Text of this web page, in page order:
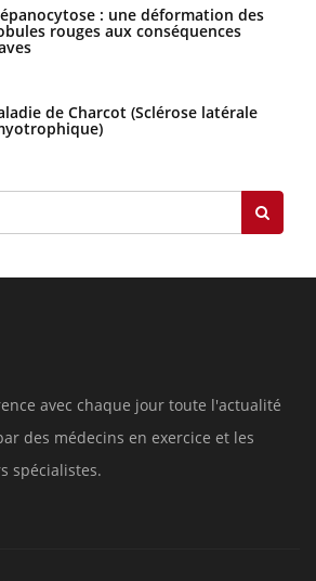
: une déformation des
rouges aux conséquences
de Charcot (Sclérose latérale
avec chaque jour toute l'actualité
des médecins en exercice et les
spécialistes.